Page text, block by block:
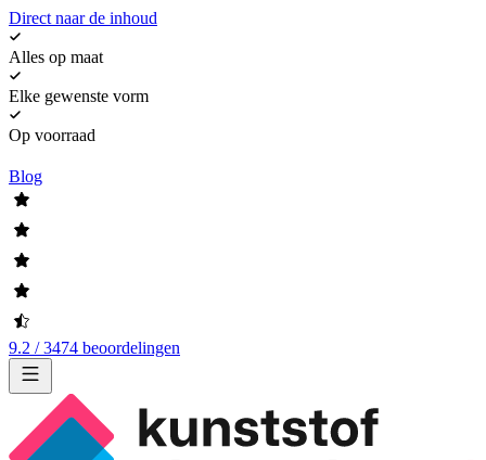
Direct naar de inhoud
Alles op maat
Elke gewenste vorm
Op voorraad
Blog
9.2 / 3474 beoordelingen